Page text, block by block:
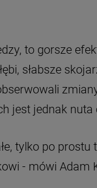
to gorsze
słabsze
jest jednak
tylko po prostu
- mówi Adam